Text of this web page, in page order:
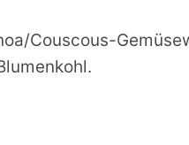
Couscous-